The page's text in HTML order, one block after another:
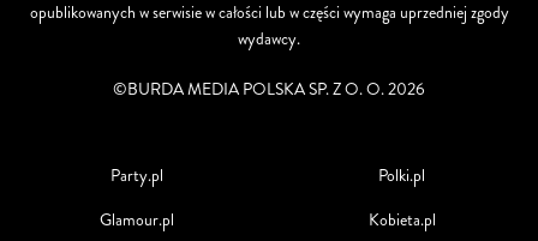
opublikowanych w serwisie w całości lub w części wymaga uprzedniej zgody
wydawcy.
©BURDA MEDIA POLSKA SP. Z O. O. 2026
Party.pl
Glamour.pl
Polki.pl
Kobieta.pl